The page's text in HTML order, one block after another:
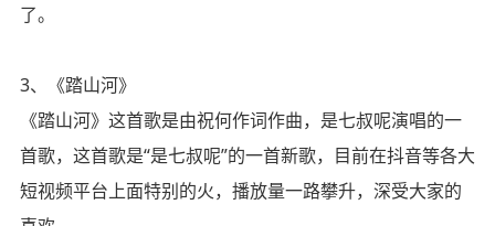
了。
3、《踏山河》
《踏山河》这首歌是由祝何作词作曲，是七叔呢演唱的一
首歌，这首歌是“是七叔呢”的一首新歌，目前在抖音等各大
短视频平台上面特别的火，播放量一路攀升，深受大家的